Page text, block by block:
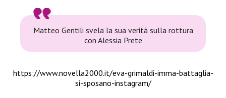
Matteo Gentili svela la sua verità sulla rottura
con Alessia Prete
https://www.novella2000.it/eva-grimaldi-imma-battaglia-
si-sposano-instagram/